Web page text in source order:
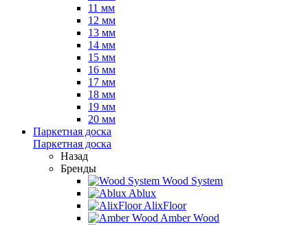
11 мм
12 мм
13 мм
14 мм
15 мм
16 мм
17 мм
18 мм
19 мм
20 мм
Паркетная доска
Паркетная доска
Назад
Бренды
Wood System
Ablux
AlixFloor
Amber Wood